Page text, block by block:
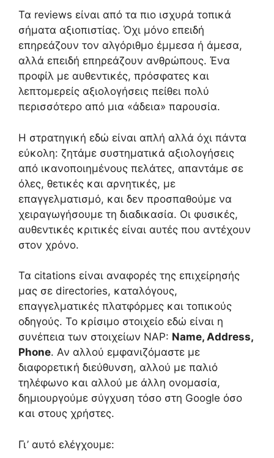
Τα reviews είναι από τα πιο ισχυρά τοπικά
σήματα αξιοπιστίας. Όχι μόνο επειδή
επηρεάζουν τον αλγόριθμο έμμεσα ή άμεσα,
αλλά επειδή επηρεάζουν ανθρώπους. Ένα
προφίλ με αυθεντικές, πρόσφατες και
λεπτομερείς αξιολογήσεις πείθει πολύ
περισσότερο από μια «άδεια» παρουσία.
Η στρατηγική εδώ είναι απλή αλλά όχι πάντα
εύκολη: ζητάμε συστηματικά αξιολογήσεις
από ικανοποιημένους πελάτες, απαντάμε σε
όλες, θετικές και αρνητικές, με
επαγγελματισμό, και δεν προσπαθούμε να
χειραγωγήσουμε τη διαδικασία. Οι φυσικές,
αυθεντικές κριτικές είναι αυτές που αντέχουν
στον χρόνο.
Τα citations είναι αναφορές της επιχείρησής
μας σε directories, καταλόγους,
επαγγελματικές πλατφόρμες και τοπικούς
οδηγούς. Το κρίσιμο στοιχείο εδώ είναι η
συνέπεια των στοιχείων NAP: Name, Address,
Phone. Αν αλλού εμφανιζόμαστε με
διαφορετική διεύθυνση, αλλού με παλιό
τηλέφωνο και αλλού με άλλη ονομασία,
δημιουργούμε σύγχυση τόσο στη Google όσο
και στους χρήστες.
Γι’ αυτό ελέγχουμε: